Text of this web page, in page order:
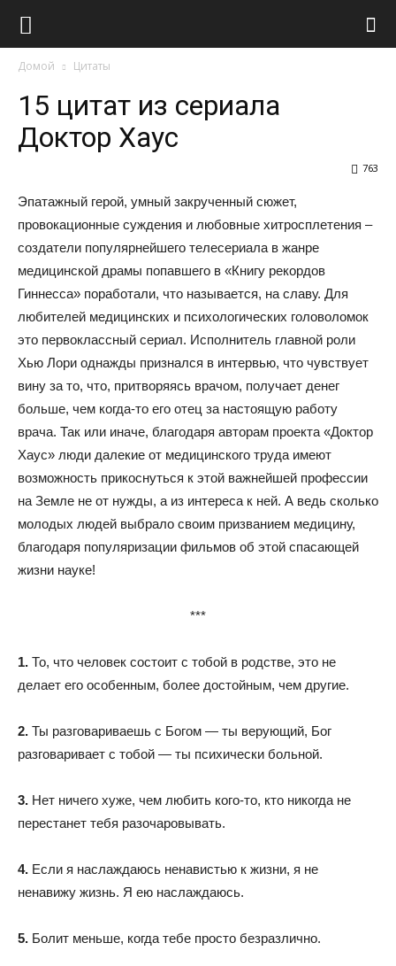
Домой Цитаты
15 цитат из сериала
Доктор Хаус
763
Эпатажный герой, умный закрученный сюжет,
провокационные суждения и любовные хитросплетения –
создатели популярнейшего телесериала в жанре
медицинской драмы попавшего в «Книгу рекордов
Гиннесса» поработали, что называется, на славу. Для
любителей медицинских и психологических головоломок
это первоклассный сериал. Исполнитель главной роли
Хью Лори однажды признался в интервью, что чувствует
вину за то, что, притворяясь врачом, получает денег
больше, чем когда-то его отец за настоящую работу
врача. Так или иначе, благодаря авторам проекта «Доктор
Хаус» люди далекие от медицинского труда имеют
возможность прикоснуться к этой важнейшей профессии
на Земле не от нужды, а из интереса к ней. А ведь сколько
молодых людей выбрало своим призванием медицину,
благодаря популяризации фильмов об этой спасающей
жизни науке!
***
1. То, что человек состоит с тобой в родстве, это не
делает его особенным, более достойным, чем другие.
2. Ты разговариваешь с Богом — ты верующий, Бог
разговаривает с тобой — ты психически больной.
3. Нет ничего хуже, чем любить кого-то, кто никогда не
перестанет тебя разочаровывать.
4. Если я наслаждаюсь ненавистью к жизни, я не
ненавижу жизнь. Я ею наслаждаюсь.
5. Болит меньше, когда тебе просто безразлично.